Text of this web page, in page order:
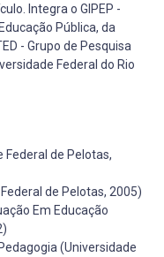
Integra o GIPEP -
Pública, da
- Grupo de Pesquisa
Federal do Rio
Federal de Pelotas,
de Pelotas, 2005)
Em Educação
(Universidade